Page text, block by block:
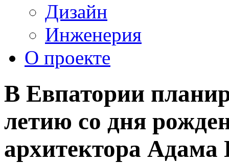
Дизайн
Инженерия
О проекте
В Евпатории
летию со дня
архитектора Адама